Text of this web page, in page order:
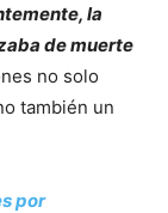
la
de muerte
no solo
también un
por